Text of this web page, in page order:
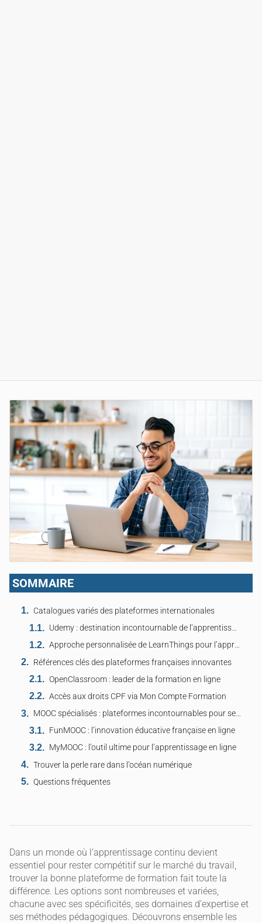
SOMMAIRE
Catalogues variés des plateformes internationales
Udemy : destination incontournable de l’apprentissage numérique
Approche personnalisée de LearnThings pour l’apprentissage
Références clés des plateformes françaises innovantes
OpenClassroom : leader de la formation en ligne
Accès aux droits CPF via Mon Compte Formation
MOOC spécialisés : plateformes incontournables pour se former
FunMOOC : l’innovation éducative française en ligne
MyMOOC : l’outil ultime pour l’apprentissage en ligne
Trouver la perle rare dans l’océan numérique
Questions fréquentes
Dans un monde où l’apprentissage continu devient
essentiel pour rester compétitif sur le marché du travail,
trouver la bonne plateforme de formation fait toute la
différence. Les options sont nombreuses et variées,
chacune avec ses spécificités, ses domaines d’expertise et
ses méthodes pédagogiques. Découvrons ensemble les